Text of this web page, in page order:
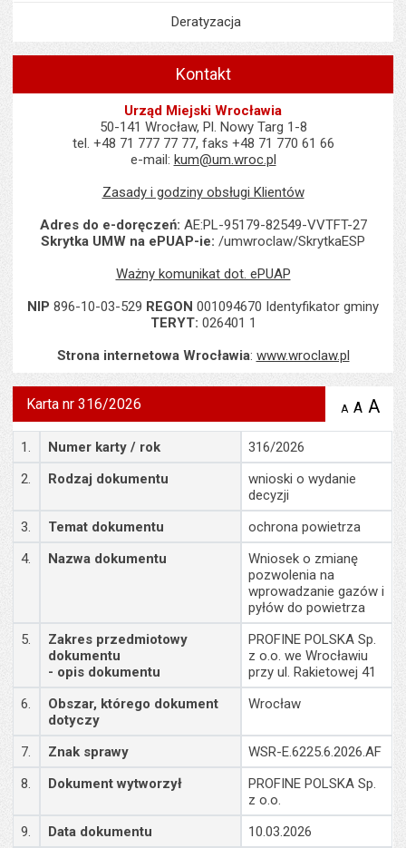
Deratyzacja
Kontakt
Urząd Miejski Wrocławia
50-141 Wrocław, Pl. Nowy Targ 1-8
tel. +48 71 777 77 77, faks +48 71 770 61 66
e-mail: kum@um.wroc.pl
Zasady i godziny obsługi Klientów
Adres do e-doręczeń: AE:PL-95179-82549-VVTFT-27
Skrytka UMW na ePUAP-ie: /umwroclaw/SkrytkaESP
Ważny komunikat dot. ePUAP
NIP 896-10-03-529 REGON 001094670 Identyfikator gminy
TERYT: 026401 1
Strona internetowa Wrocławia: www.wroclaw.pl
Karta nr 316/2026 A zmniejsz
stronie
A A
Szczegóły
1. Numer karty / rok
316/2026
2.
Rodzaj dokumentu
wnioski o wydanie
decyzji
3.
Temat dokumentu
ochrona powietrza
4.
Nazwa dokumentu
Wniosek o zmianę
pozwolenia na
wprowadzanie gazów i
pyłów do powietrza
5.
Zakres przedmiotowy
dokumentu
- opis dokumentu
PROFINE POLSKA Sp.
z o.o. we Wrocławiu
przy ul. Rakietowej 41
6.
Obszar, którego dokument
dotyczy
Wrocław
7. Znak sprawy
WSR-E.6225.6.2026.AF
8.
Dokument wytworzył
PROFINE POLSKA Sp.
z o.o.
9.
Data dokumentu
10.03.2026